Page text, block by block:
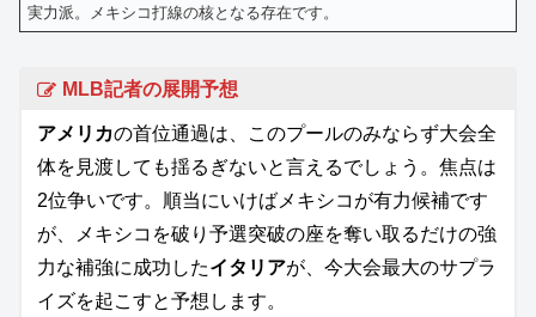
実力派。メキシコ打線の核となる存在です。
MLB記者の展開予想
アメリカの首位通過は、このプールのみならず大会全
体を見渡しても揺るぎないと言えるでしょう。焦点は
2位争いです。順当にいけばメキシコが有力候補です
が、メキシコを破り予選突破の座を奪い取るだけの強
力な補強に成功したイタリアが、今大会最大のサプラ
イズを起こすと予想します。